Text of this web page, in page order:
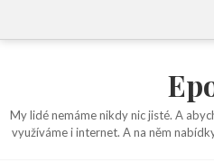
My lidé nemáme nikdy nic jisté. A
využíváme i internet. A na něm